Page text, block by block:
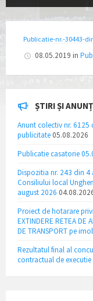
Publicatie-nr.-30443-
08.05.2019 in
ȘTIRI ȘI
Anunt colectiv nr.
publicitate 05.08.2026
Publicatie casatorie
Dispozitia nr. 243 din
Consiliului local
august 2026
Proiect de hotarare
EXTINDERE RETEA DE
DE TRANSPORT pe
Rezultatul final al
contractual de